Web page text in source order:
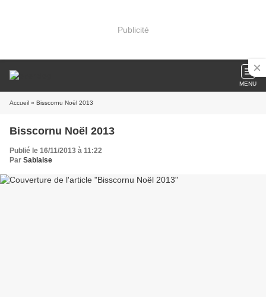
Publicité
MENU
Accueil » Bisscornu Noël 2013
Bisscornu Noël 2013
Publié le 16/11/2013 à 11:22
Par Sablaise